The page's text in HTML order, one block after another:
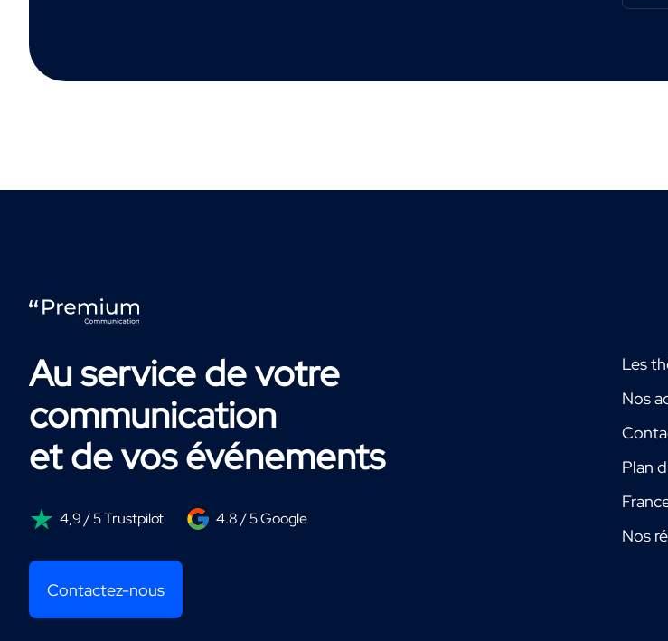
Au service de votre
communication
et de vos événements
4,9 / 5 Trustpilot 4.8 / 5 Google
Contactez-nous
Les
Nos
Plan
Nos